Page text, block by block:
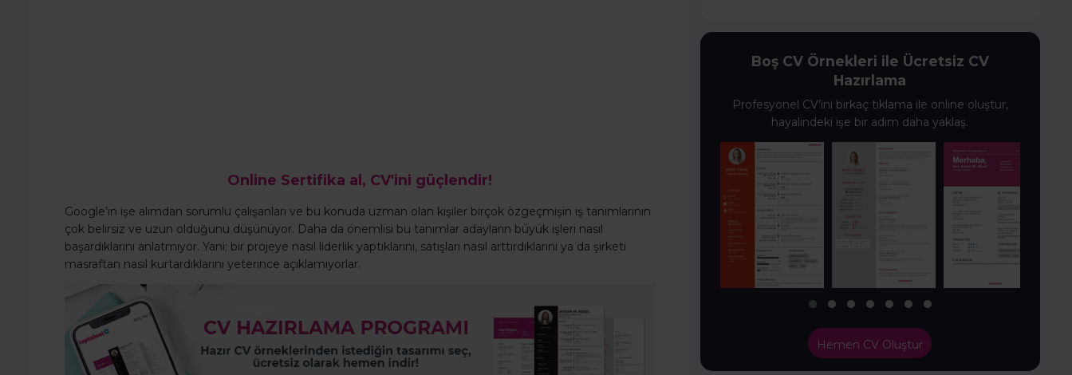
Online Sertifika al, CV'ini güçlendir!
Google’ın işe alımdan sorumlu çalışanları ve bu konuda uzman olan kişiler birçok özgeçmişin iş tanımlarının
çok belirsiz ve uzun olduğunu düşünüyor. Daha da önemlisi bu tanımlar adayların büyük işleri nasıl
başardıklarını anlatmıyor. Yani; bir projeye nasıl liderlik yaptıklarını, satışları nasıl arttırdıklarını ya da şirketi
masraftan nasıl kurtardıklarını yeterince açıklamıyorlar.
Boş CV Örnekleri ile Ücretsiz CV
Hazırlama
Profesyonel CV’ini birkaç tıklama ile online oluştur,
hayalindeki işe bir adım daha yaklaş.
Hemen CV Oluştur